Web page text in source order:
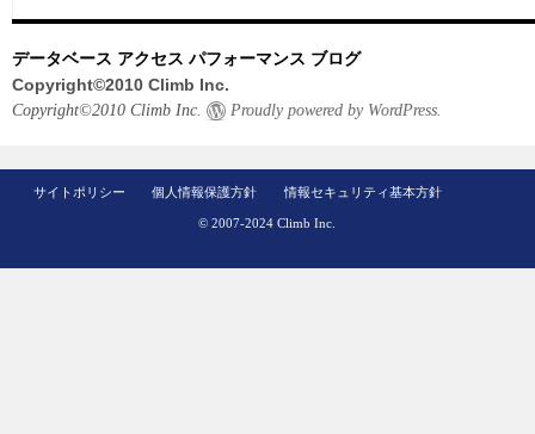
データベース アクセス パフォーマンス ブログ
Copyright©2010 Climb Inc.
Copyright©2010 Climb Inc. Proudly powered by WordPress.
サイトポリシー 個人情報保護方針 情報セキュリティ基本方針
© 2007-2024 Climb Inc.